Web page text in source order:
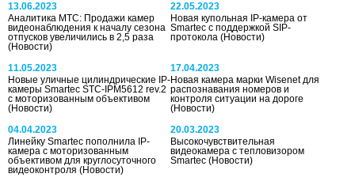
13.06.2023
Аналитика МТС: Продажи камер
видеонаблюдения к началу сезона
отпусков увеличились в 2,5 раза
(Новости)
22.05.2023
Новая купольная IP-камера от
Smartec с поддержкой SIP-
протокола(Новости)
11.05.2023
Новые уличные цилиндрические IP-
камеры Smartec STC-IPM5612 rev.2
с моторизованным объективом
(Новости)
17.04.2023
Новая камера марки Wisenet для
распознавания номеров и
контроля ситуации на дороге
(Новости)
04.04.2023
Линейку Smartec пополнила IP-
камера с моторизованным
объективом для круглосуточного
видеоконтроля (Новости)
20.03.2023
Высокочувствительная
видеокамера с тепловизором
Smartec(Новости)